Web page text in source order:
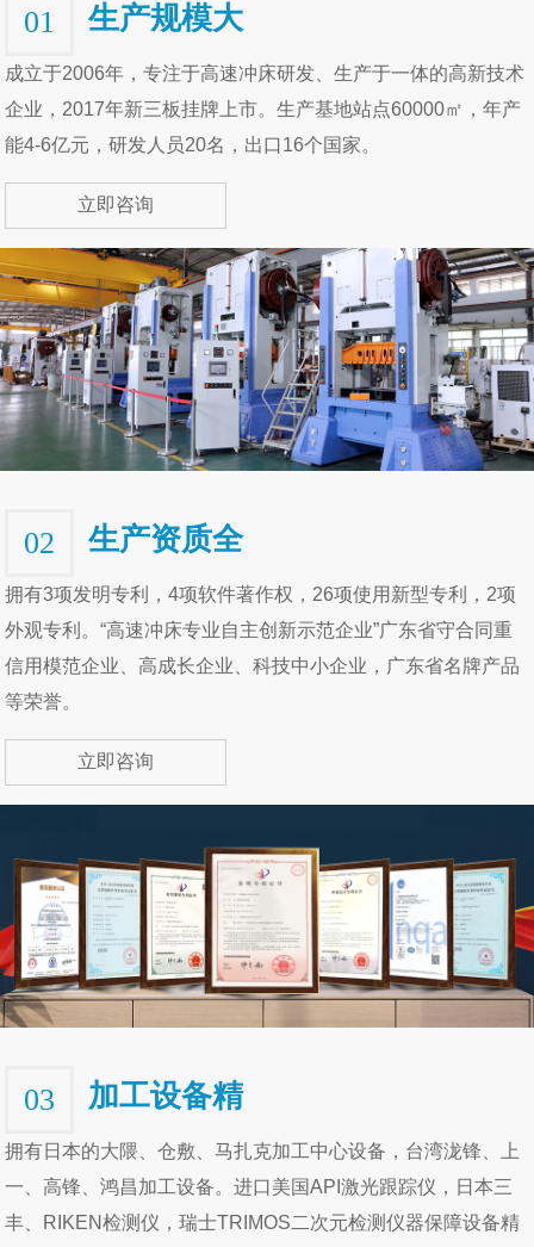
01 生产规模大
成立于2006年，专注于高速冲床研发、生产于一体的高新技术
企业，2017年新三板挂牌上市。生产基地站点60000㎡，年产
能4-6亿元，研发人员20名，出口16个国家。
立即咨询
02 生产资质全
拥有3项发明专利，4项软件著作权，26项使用新型专利，2项
外观专利。“高速冲床专业自主创新示范企业”广东省守合同重
信用模范企业、高成长企业、科技中小企业，广东省名牌产品
等荣誉。
立即咨询
03 加工设备精
拥有日本的大隈、仓敷、马扎克加工中心设备，台湾泷锋、上
一、高锋、鸿昌加工设备。进口美国API激光跟踪仪，日本三
丰、RIKEN检测仪，瑞士TRIMOS二次元检测仪器保障设备精